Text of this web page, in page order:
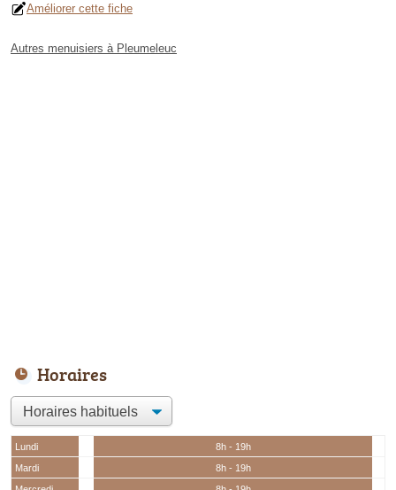
Améliorer cette fiche
Autres menuisiers à Pleumeleuc
Horaires
Lundi
8h - 19h
Mardi
8h - 19h